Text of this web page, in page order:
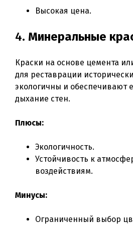
Высокая цена.
4. Минеральные
Краски на основе цемента
для реставрации
экологичны и обеспечивают
дыхание стен.
Плюсы:
Экологичность.
Устойчивость к
воздействиям.
Минусы:
Ограниченный выбор